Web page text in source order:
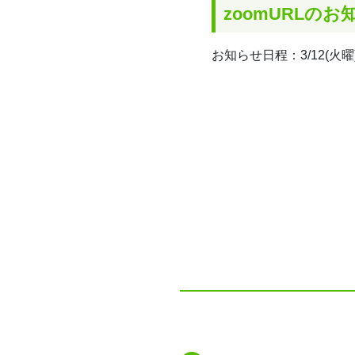
zoomURLのお
お知らせ日程：3/12(火